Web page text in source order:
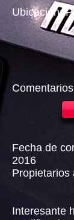
Ubicación:
Fecha de
2016
Propietarios
Interesante